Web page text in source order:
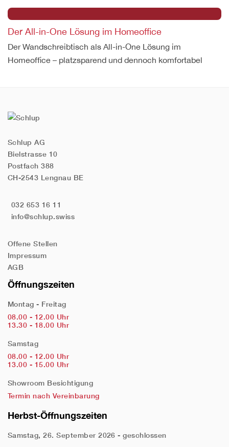
Der All-in-One Lösung im Homeoffice
Der Wandschreibtisch als All-in-One Lösung im
Homeoffice – platzsparend und dennoch komfortabel
Schlup AG
Bielstrasse 10
Postfach 388
CH-2543 Lengnau BE
032 653 16 11
info@schlup.swiss
Offene Stellen
Impressum
AGB
Öffnungszeiten
Montag - Freitag
08.00 - 12.00 Uhr
13.30 - 18.00 Uhr
Samstag
08.00 - 12.00 Uhr
13.00 - 15.00 Uhr
Showroom Besichtigung
Termin nach Vereinbarung
Herbst-Öffnungszeiten
Samstag, 26. September 2026 - geschlossen